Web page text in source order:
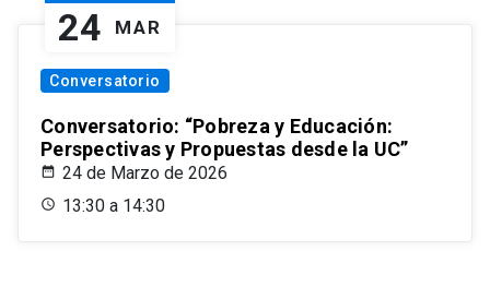
24 MAR
Conversatorio
Conversatorio: “Pobreza y Educación:
Perspectivas y Propuestas desde la UC”
24 de Marzo de 2026
13:30 a 14:30